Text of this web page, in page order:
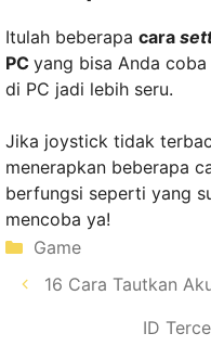
Itulah beberapa cara
PC yang bisa Anda
di PC jadi lebih seru.
Jika joystick tidak
menerapkan beberapa
berfungsi seperti yang
mencoba ya!
Kategori
Game
16 Cara Tautkan
ID